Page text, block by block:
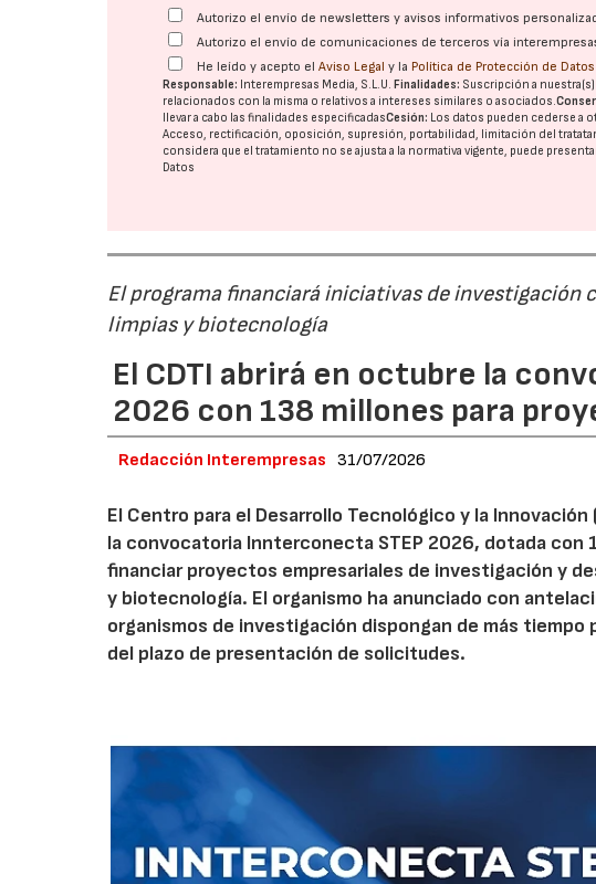
Autorizo el envío de newsletters y avisos informativos
Autorizo el envío de comunicaciones de terceros vía
He leído y acepto elAviso Legal y la Política de Protección de Datos
Responsable: Interempresas Media, S.L.U.Finalidades: Suscripción a
relacionados con la misma o relativos a intereses similares o asociados.
llevar a cabo las finalidades especificadasCesión: Los datos pueden cederse a
Acceso, rectificación, oposición, supresión, portabilidad, limitación del
considera que el tratamiento no se ajusta a la normativa vigente, puede
Datos
El programa financiará iniciativas de
limpias y biotecnología
El CDTI abrirá en octubre la
2026 con 138 millones para
Redacción Interempresas 31/07/2026
El Centro para el Desarrollo Tecnológico y la Innovación
la convocatoria Innterconecta STEP 2026, dotada con
financiar proyectos empresariales de investigación y
y biotecnología. El organismo ha anunciado con
organismos de investigación dispongan de más
del plazo de presentación de solicitudes.